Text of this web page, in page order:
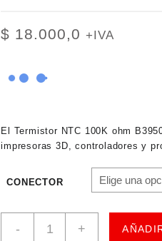
$ 18.000,0 +IVA
El Termistor NTC 100K ohm
impresoras 3D, controladores y
CONECTOR
-
NTC
+